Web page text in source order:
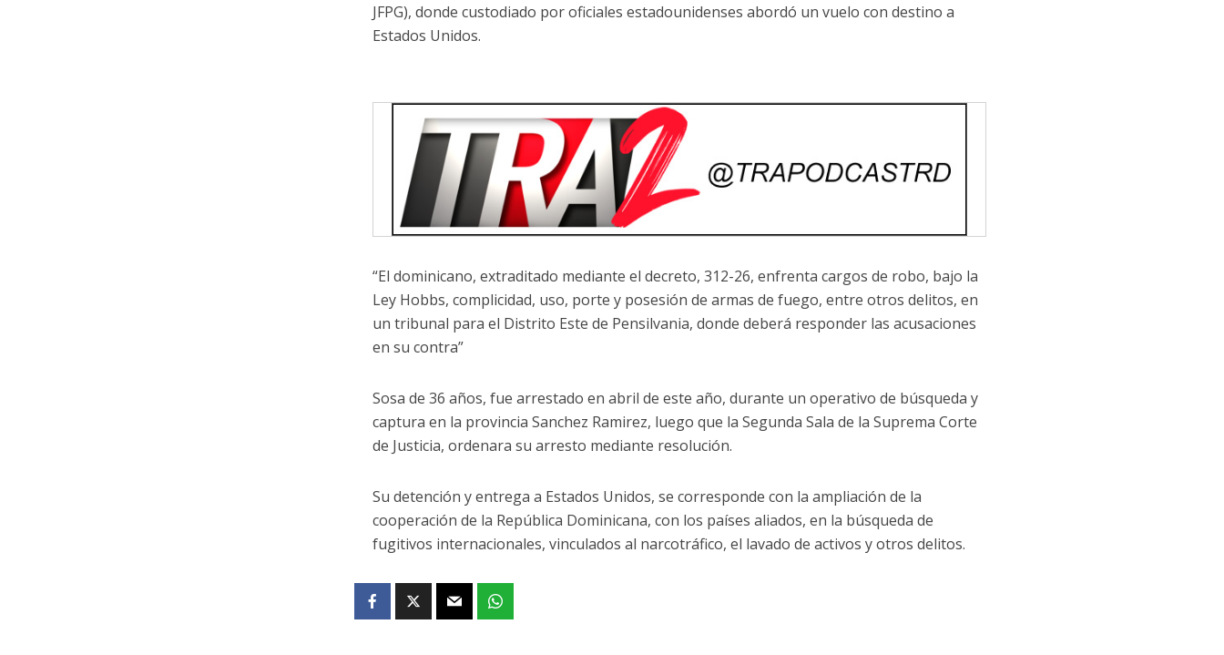
JFPG), donde custodiado por oficiales estadounidenses abordó un vuelo con destino a
Estados Unidos.
“El dominicano, extraditado mediante el decreto, 312-26, enfrenta cargos de robo, bajo la
Ley Hobbs, complicidad, uso, porte y posesión de armas de fuego, entre otros delitos, en
un tribunal para el Distrito Este de Pensilvania, donde deberá responder las acusaciones
en su contra”
Sosa de 36 años, fue arrestado en abril de este año, durante un operativo de búsqueda y
captura en la provincia Sanchez Ramirez, luego que la Segunda Sala de la Suprema Corte
de Justicia, ordenara su arresto mediante resolución.
Su detención y entrega a Estados Unidos, se corresponde con la ampliación de la
cooperación de la República Dominicana, con los países aliados, en la búsqueda de
fugitivos internacionales, vinculados al narcotráfico, el lavado de activos y otros delitos.